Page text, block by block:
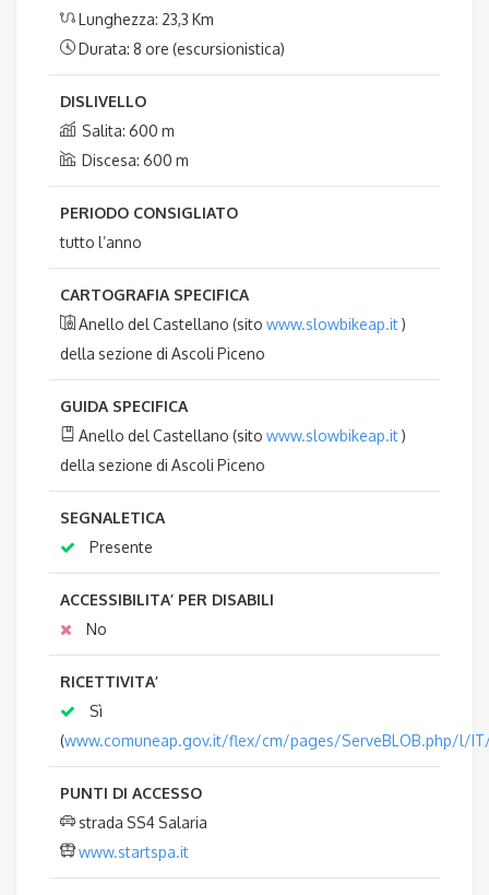
Lunghezza: 23,3 Km
Durata: 8 ore (escursionistica)
DISLIVELLO
Salita: 600 m
Discesa: 600 m
PERIODO CONSIGLIATO
tutto l’anno
CARTOGRAFIA SPECIFICA
Anello del Castellano (sito www.slowbikeap.it)
della sezione di Ascoli Piceno
GUIDA SPECIFICA
Anello del Castellano (sito www.slowbikeap.it)
della sezione di Ascoli Piceno
SEGNALETICA
Presente
ACCESSIBILITA’ PER DISABILI
No
RICETTIVITA’
Sì
(www.comuneap.gov.it/flex/cm/pages/ServeBLOB.php/l/
PUNTI DI ACCESSO
strada SS4 Salaria
www.startspa.it